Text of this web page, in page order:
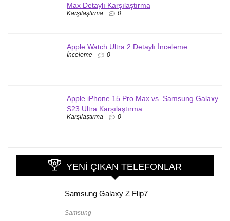
Max Detaylı Karşılaştırma
Karşılaştırma 0
Apple Watch Ultra 2 Detaylı İnceleme
İnceleme 0
Apple iPhone 15 Pro Max vs. Samsung Galaxy
S23 Ultra Karşılaştırma
Karşılaştırma 0
YENI ÇIKAN TELEFONLAR
Samsung Galaxy Z Flip7
Samsung